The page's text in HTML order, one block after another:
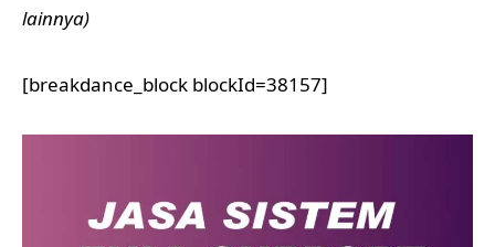
lainnya)
[breakdance_block blockId=38157]